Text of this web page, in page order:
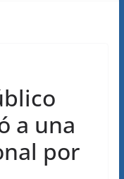
a una
por